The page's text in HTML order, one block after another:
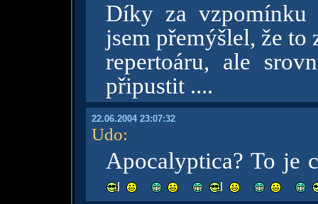
Díky za vzpomínku
jsem přemýšlel, že to
repertoáru, ale
připustit ....
22.06.2004 23:07:32
Udo:
Apocalyptica? To je